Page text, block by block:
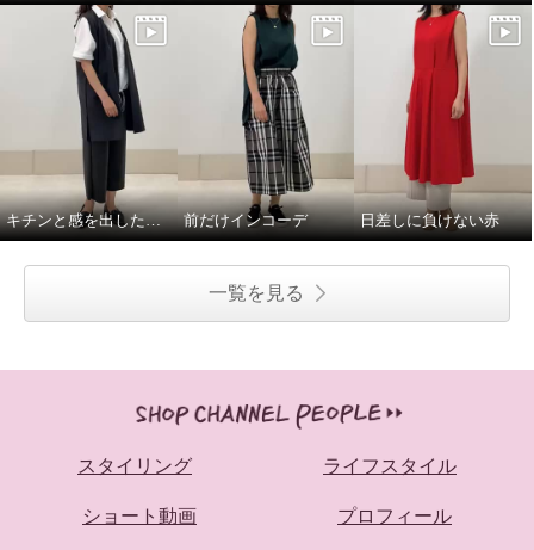
キチンと感を出したい日に。 前だけインコーデ 日差しに負けない赤
一覧を見る
スタイリング ライフスタイル
ショート動画 プロフィール